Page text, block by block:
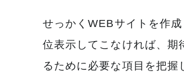
せっかくWEBサイトを作
位表示してこなければ、
るために必要な項目を把握